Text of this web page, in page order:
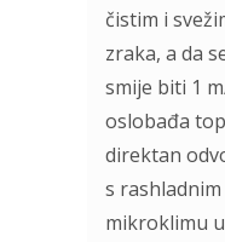
čistim i
zraka, a da
smije biti 1
oslobađa
direktan
s
mikroklimu